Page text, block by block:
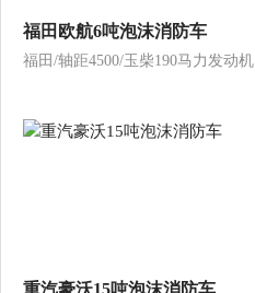
福田欧航6吨泡沫消防车
福田/轴距4500/玉柴190马力发动机